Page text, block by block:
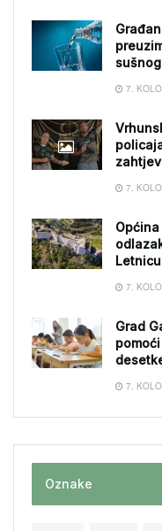
7.
7.
Letnicu
7.
Grad
7.
Oznake